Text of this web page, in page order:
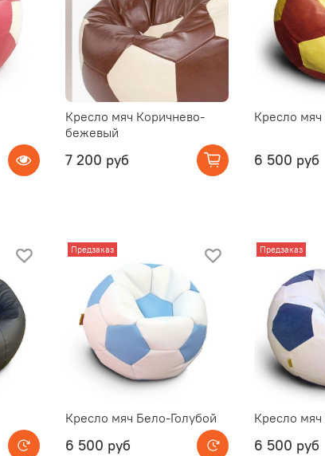
Кресло мяч Коричнево-
бежевый
7 200 руб
Кресло
6 500 руб
Предзаказ
Кресло мяч Бело-Голубой
6 500 руб
Предзаказ
Кресло
6 500 руб